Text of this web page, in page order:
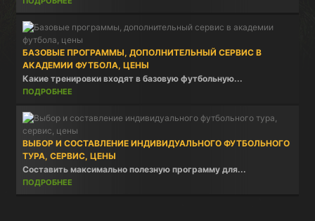
БАЗОВЫЕ ПРОГРАММЫ, ДОПОЛНИТЕЛЬНЫЙ СЕРВИС В
АКАДЕМИИ ФУТБОЛА, ЦЕНЫ
Какие тренировки входят в базовую футбольную...
ПОДРОБНЕЕ
ВЫБОР И СОСТАВЛЕНИЕ ИНДИВИДУАЛЬНОГО ФУТБОЛЬНОГО
ТУРА, СЕРВИС, ЦЕНЫ
Составить максимально полезную программу для...
ПОДРОБНЕЕ